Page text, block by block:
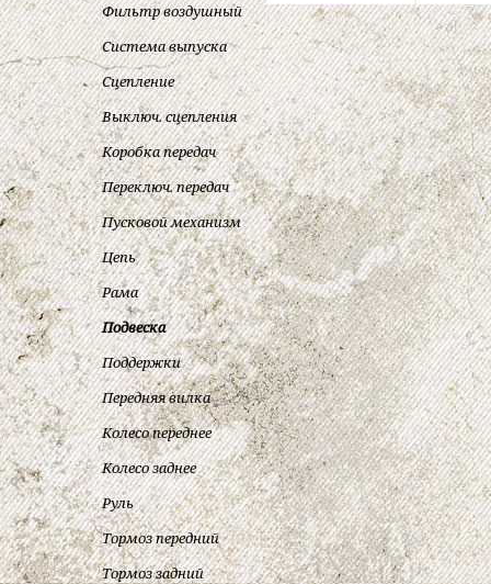
Фильтр воздушный
Система выпуска
Сцепление
Выключ. сцепления
Коробка передач
Переключ. передач
Пусковой механизм
Цепь
Рама
Подвеска
Поддержки
Передняя вилка
Колесо переднее
Колесо заднее
Руль
Тормоз передний
Тормоз задний